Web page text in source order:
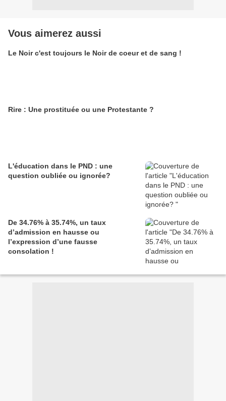
Vous aimerez aussi
Le Noir c'est toujours le Noir de coeur et de sang !
Rire : Une prostituée ou une Protestante ?
L'éducation dans le PND : une
question oubliée ou ignorée?
De 34.76% à 35.74%, un taux
d’admission en hausse ou
l’expression d’une fausse
consolation !